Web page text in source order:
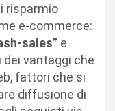
risparmio
e-commerce:
sales” e
dei vantaggi che
fattori che si
diffusione di